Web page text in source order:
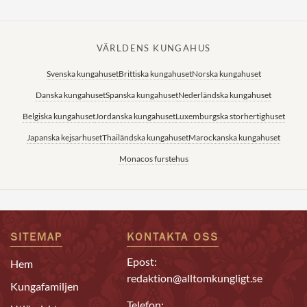
VÄRLDENS KUNGAHUS
Svenska kungahusetBrittiska kungahusetNorska kungahuset
Danska kungahusetSpanska kungahusetNederländska kungahuset
Belgiska kungahusetJordanska kungahusetLuxemburgska storhertighuset
Japanska kejsarhusetThailändska kungahusetMarockanska kungahuset
Monacos furstehus
SITEMAP
Hem
Kungafamiljen
KONTAKTA OSS
Epost:
redaktion@alltomkungligt.se